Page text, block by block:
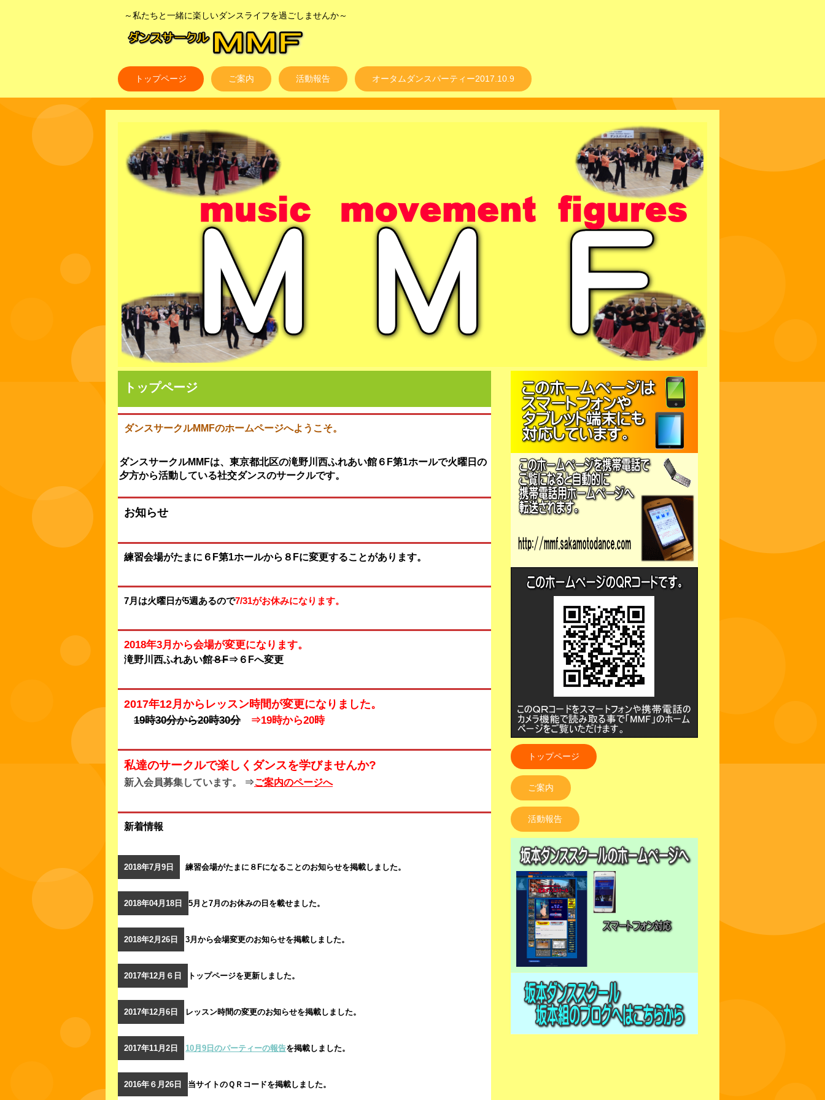
ダンスサークルMMF
～私たちと一緒に楽しいダンスライフを過ごしませんか～
トップページ ご案内 活動報告 オータムダンスパーティー2017.10.9
トップページ
ダンスサークルMMFのホームページへようこそ。
ダンスサークルMMFは、東京都北区の滝野川西ふれあい館６F第1ホールで火曜日の
夕方から活動している社交ダンスのサークルです。
お知らせ
練習会場がたまに６F第1ホールから８Fに変更することがあります。
7月は火曜日が5週あるので7/31がお休みになります。
2018年3月から会場が変更になります。
滝野川西ふれあい館８F⇒６Fへ変更
2017年12月からレッスン時間が変更になりました。
19時30分から20時30分 ⇒19時から20時
私達のサークルで楽しくダンスを学びませんか?
新入会員募集しています。 ⇒ご案内のページへ
新着情報
2018年7月9日 練習会場がたまに８Fになることのお知らせを掲載しました。
2018年04月18日 5月と7月のお休みの日を載せました。
2018年2月26日 3月から会場変更のお知らせを掲載しました。
2017年12月６日 トップページを更新しました。
2017年12月6日 レッスン時間の変更のお知らせを掲載しました。
2017年11月2日 10月9日のパーティーの報告を掲載しました。
2016年６月26日 当サイトのＱＲコードを掲載しました。
トップページ
ご案内
活動報告